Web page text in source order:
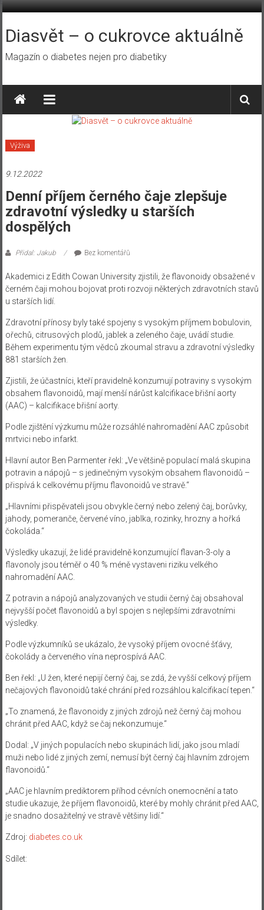
Přeskočit
obsah
Diasvět – o cukrovce aktuálně
Magazín o diabetes nejen pro diabetiky
Výživa
9.12.2022
Denní příjem černého čaje zlepšuje
zdravotní výsledky u starších
dospělých
Přidal: Jakub Bez komentářů
Akademici z Edith Cowan University zjistili, že flavonoidy obsažené v
černém čaji mohou bojovat proti rozvoji některých zdravotních stavů
u starších lidí.
Zdravotní přínosy byly také spojeny s vysokým příjmem bobulovin,
ořechů, citrusových plodů, jablek a zeleného čaje, uvádí studie.
Během experimentu tým vědců zkoumal stravu a zdravotní výsledky
881 starších žen.
Zjistili, že účastníci, kteří pravidelně konzumují potraviny s vysokým
obsahem flavonoidů, mají menší nárůst kalcifikace břišní aorty
(AAC) – kalcifikace břišní aorty.
Podle zjištění výzkumu může rozsáhlé nahromadění AAC způsobit
mrtvici nebo infarkt.
Hlavní autor Ben Parmenter řekl: „Ve většině populací malá skupina
potravin a nápojů – s jedinečným vysokým obsahem flavonoidů –
přispívá k celkovému příjmu flavonoidů ve stravě.“
„Hlavními přispěvateli jsou obvykle černý nebo zelený čaj, borůvky,
jahody, pomeranče, červené víno, jablka, rozinky, hrozny a hořká
čokoláda.“
Výsledky ukazují, že lidé pravidelně konzumující flavan-3-oly a
flavonoly jsou téměř o 40 % méně vystaveni riziku velkého
nahromadění AAC.
Z potravin a nápojů analyzovaných ve studii černý čaj obsahoval
nejvyšší počet flavonoidů a byl spojen s nejlepšími zdravotními
výsledky.
Podle výzkumníků se ukázalo, že vysoký příjem ovocné šťávy,
čokolády a červeného vína neprospívá AAC.
Ben řekl: „U žen, které nepijí černý čaj, se zdá, že vyšší celkový příjem
nečajových flavonoidů také chrání před rozsáhlou kalcifikací tepen.“
„To znamená, že flavonoidy z jiných zdrojů než černý čaj mohou
chránit před AAC, když se čaj nekonzumuje.“
Dodal: „V jiných populacích nebo skupinách lidí, jako jsou mladí
muži nebo lidé z jiných zemí, nemusí být černý čaj hlavním zdrojem
flavonoidů.“
„AAC je hlavním prediktorem příhod cévních onemocnění a tato
studie ukazuje, že příjem flavonoidů, které by mohly chránit před AAC,
je snadno dosažitelný ve stravě většiny lidí.“
Zdroj: diabetes.co.uk
Sdílet: